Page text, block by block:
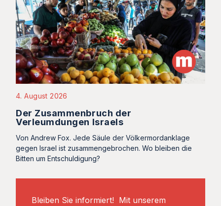
4. August 2026
Der Zusammenbruch der
Verleumdungen Israels
Von Andrew Fox. Jede Säule der Völkermordanklage
gegen Israel ist zusammengebrochen. Wo bleiben die
Bitten um Entschuldigung?
Bleiben Sie informiert! Mit unserem